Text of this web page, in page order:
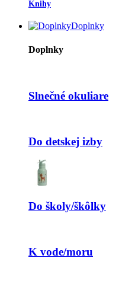
Knihy
Doplnky
Doplnky
Slnečné okuliare
Do detskej izby
Do školy/škôlky
K vode/moru